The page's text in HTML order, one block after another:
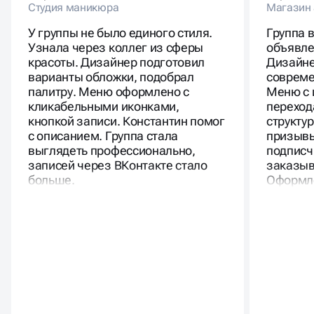
Студия маникюра
У группы не было единого стиля.
Узнала через коллег из сферы
красоты. Дизайнер подготовил
варианты обложки, подобрал
палитру. Меню оформлено с
кликабельными иконками,
кнопкой записи. Константин помог
с описанием. Группа стала
выглядеть профессионально,
записей через ВКонтакте стало
больше.
Магазин
Группа
Меню с